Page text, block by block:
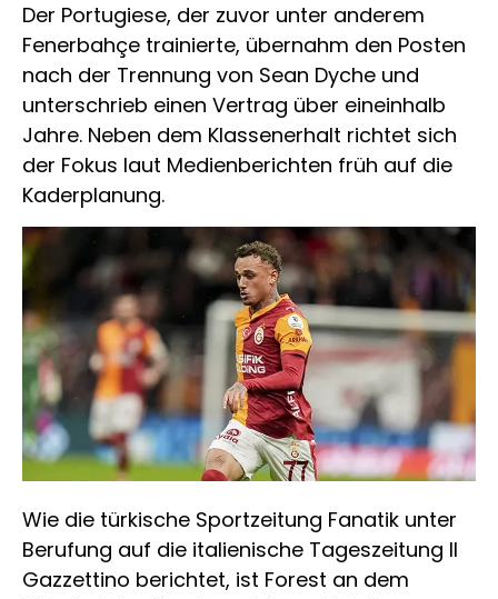
Der Portugiese, der zuvor unter anderem
Fenerbahçe trainierte, übernahm den Posten
nach der Trennung von Sean Dyche und
unterschrieb einen Vertrag über eineinhalb
Jahre. Neben dem Klassenerhalt richtet sich
der Fokus laut Medienberichten früh auf die
Kaderplanung.
Wie die türkische Sportzeitung Fanatik unter
Berufung auf die italienische Tageszeitung Il
Gazzettino berichtet, ist Forest an dem